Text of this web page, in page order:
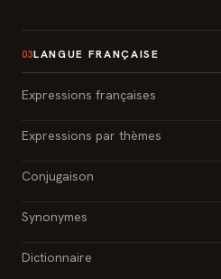
03LANGUE FRANÇAISE
Expressions françaises
Expressions par thèmes
Conjugaison
Synonymes
Dictionnaire